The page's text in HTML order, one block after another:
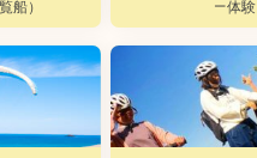
船） ー体験